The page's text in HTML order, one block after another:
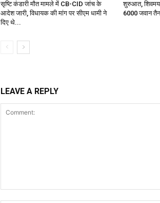
सृष्टि कंडारी मौत मामले में CB-CID जांच के
आदेश जारी, विधायक की मांग पर सीएम धामी ने
दिए थे...
शुरुआत, शिवमय
6000 जवान
LEAVE A REPLY